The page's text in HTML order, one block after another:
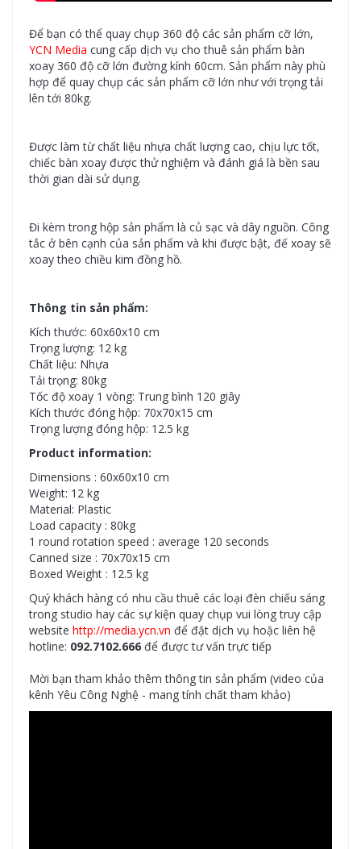
Để bạn có thể quay chụp 360 độ các sản phẩm cỡ lớn,
YCN Media cung cấp dịch vụ cho thuê sản phẩm bàn
xoay 360 độ cỡ lớn đường kính 60cm. Sản phẩm này phù
hợp để quay chụp các sản phẩm cỡ lớn như với trọng tải
lên tới 80kg.
Được làm từ chất liệu nhựa chất lượng cao, chịu lực tốt,
chiếc bàn xoay được thử nghiệm và đánh giá là bền sau
thời gian dài sử dụng.
Đi kèm trong hộp sản phẩm là củ sạc và dây nguồn. Công
tắc ở bên cạnh của sản phẩm và khi được bật, đế xoay sẽ
xoay theo chiều kim đồng hồ.
Thông tin sản phẩm:
Kích thước: 60x60x10 cm
Trọng lượng: 12 kg
Chất liệu: Nhựa
Tải trọng: 80kg
Tốc độ xoay 1 vòng: Trung bình 120 giây
Kích thước đóng hộp: 70x70x15 cm
Trọng lượng đóng hộp: 12.5 kg
Product information:
Dimensions : 60x60x10 cm
Weight: 12 kg
Material: Plastic
Load capacity : 80kg
1 round rotation speed : average 120 seconds
Canned size : 70x70x15 cm
Boxed Weight : 12.5 kg
Quý khách hàng có nhu cầu thuê các loại đèn chiếu sáng
trong studio hay các sự kiện quay chụp vui lòng truy cập
website http://media.ycn.vn để đặt dịch vụ hoặc liên hệ
hotline: 092.7102.666 để được tư vấn trực tiếp
Mời bạn tham khảo thêm thông tin sản phẩm (video của
kênh Yêu Công Nghệ - mang tính chất tham khảo)